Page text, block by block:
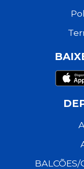
BALCÕES/